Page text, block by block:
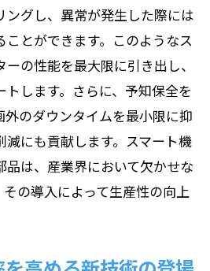
ングし、異常が発生した際には
とができます。このようなス
の性能を最大限に引き出し、
します。さらに、予知保全を
外のダウンタイムを最小限に抑
減にも貢献します。スマート機
は、産業界において欠かせな
の導入によって生産性の向上